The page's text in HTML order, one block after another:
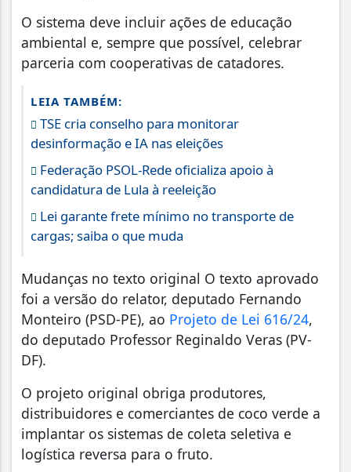
O sistema deve incluir ações de educação
ambiental e, sempre que possível, celebrar
parceria com cooperativas de catadores.
LEIA TAMBÉM:
TSE cria conselho para monitorar
desinformação e IA nas eleições
Federação PSOL-Rede oficializa apoio à
candidatura de Lula à reeleição
Lei garante frete mínimo no transporte de
cargas; saiba o que muda
Mudanças no texto original O texto aprovado
foi a versão do relator, deputado Fernando
Monteiro (PSD-PE), ao Projeto de Lei 616/24,
do deputado Professor Reginaldo Veras (PV-
DF).
O projeto original obriga produtores,
distribuidores e comerciantes de coco verde a
implantar os sistemas de coleta seletiva e
logística reversa para o fruto.